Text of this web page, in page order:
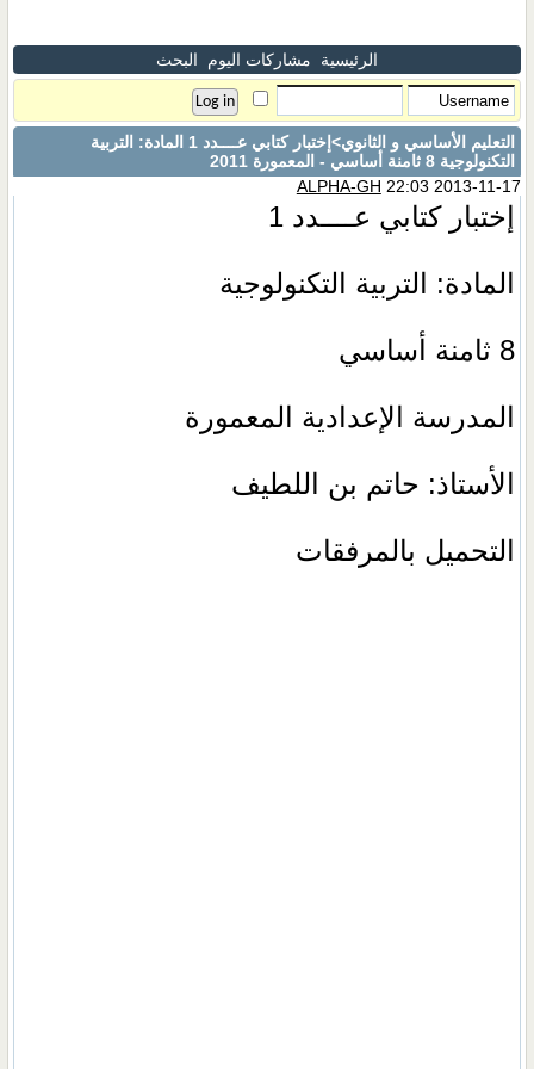
الرئيسية مشاركات اليوم البحث
التعليم الأساسي و الثانوي
>إختبار كتابي عــــدد 1 المادة: التربية
التكنولوجية 8 ثامنة أساسي - المعمورة 2011
ALPHA-GH 22:03 2013-11-17
إختبار كتابي عــــدد 1
المادة: التربية التكنولوجية
8 ثامنة أساسي
المدرسة الإعدادية المعمورة
الأستاذ: حاتم بن اللطيف
التحميل بالمرفقات